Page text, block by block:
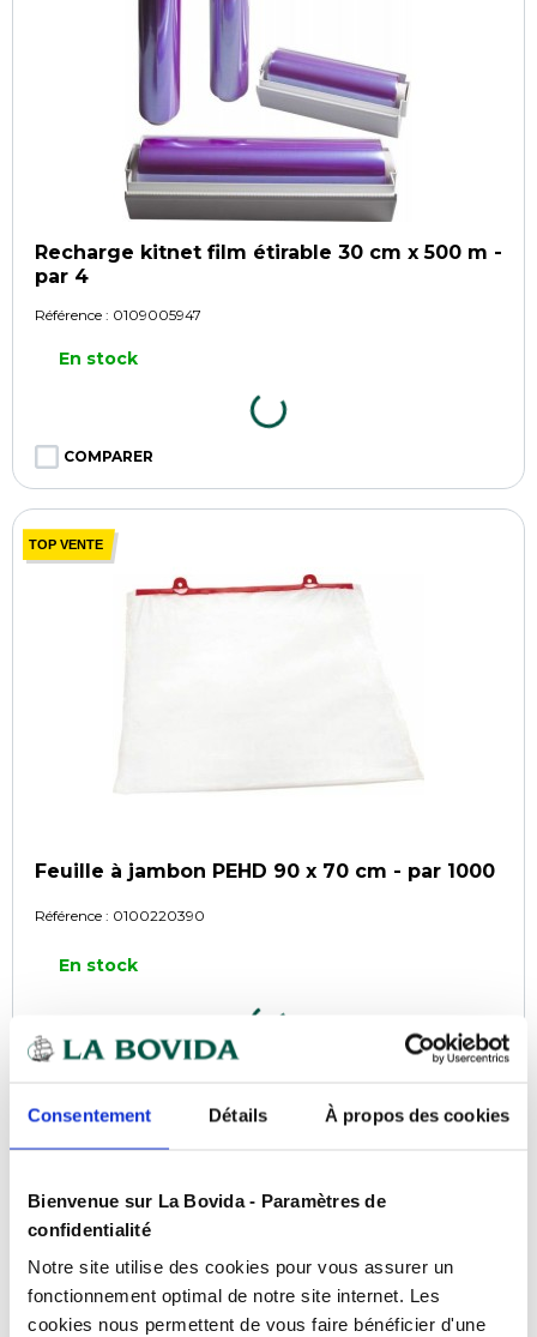
Consentement Détails À propos des cookies
Bienvenue sur La Bovida - Paramètres de
confidentialité
Notre site utilise des cookies pour vous assurer un
fonctionnement optimal de notre site internet. Les
cookies nous permettent de vous faire bénéficier d'une
Recharge kitnet film étirable 30 cm x 500 m -
par 4
Référence : 0109005947
En stock
COMPARER
TOP VENTE
Feuille à jambon PEHD 90 x 70 cm - par 1000
Référence : 0100220390
En stock